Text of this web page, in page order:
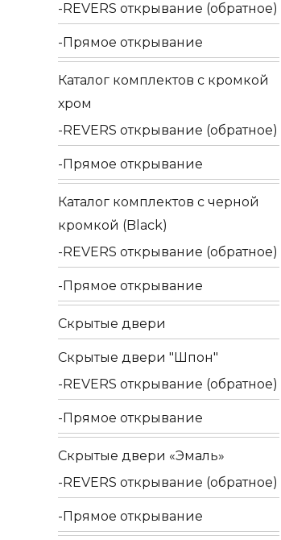
REVERS открывание (обратное)
Прямое открывание
Каталог комплектов c кромкой
хром
REVERS открывание (обратное)
Прямое открывание
Каталог комплектов c черной
кромкой (Black)
REVERS открывание (обратное)
Прямое открывание
Скрытые двери
Скрытые двери "Шпон"
REVERS открывание (обратное)
Прямое открывание
Скрытые двери «Эмаль»
REVERS открывание (обратное)
Прямое открывание